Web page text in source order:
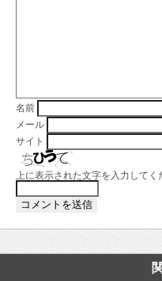
名前
メール
サイト
上に表示された文字を入力してく